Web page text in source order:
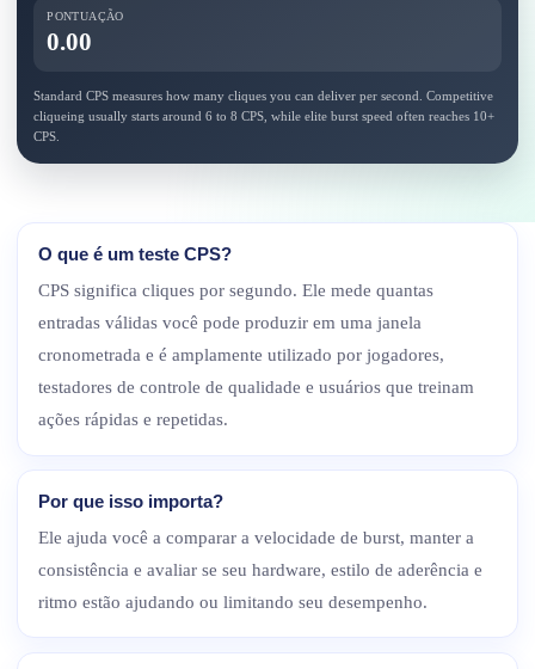
PONTUAÇÃO
0.00
Standard CPS measures how many cliques you can deliver per second. Competitive
cliqueing usually starts around 6 to 8 CPS, while elite burst speed often reaches 10+
CPS.
O que é um teste CPS?
CPS significa cliques por segundo. Ele mede quantas
entradas válidas você pode produzir em uma janela
cronometrada e é amplamente utilizado por jogadores,
testadores de controle de qualidade e usuários que treinam
ações rápidas e repetidas.
Por que isso importa?
Ele ajuda você a comparar a velocidade de burst, manter a
consistência e avaliar se seu hardware, estilo de aderência e
ritmo estão ajudando ou limitando seu desempenho.